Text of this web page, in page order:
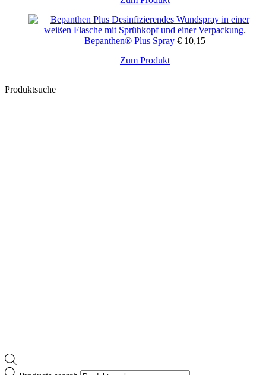
Bepanthen® Plus Spray € 10,15
Zum Produkt
Produktsuche